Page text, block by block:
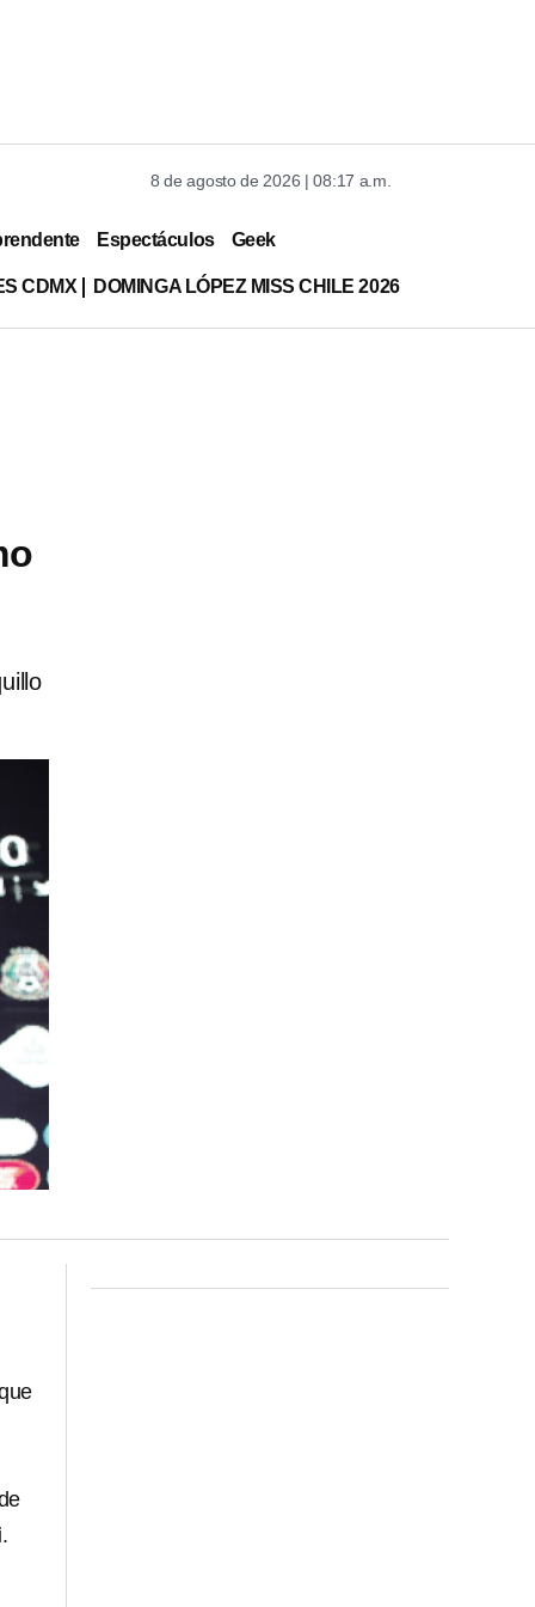
8 de agosto de 2026 | 08:17 a.m.
Espectáculos Geek
CDMX DOMINGA LÓPEZ MISS CHILE 2026
.